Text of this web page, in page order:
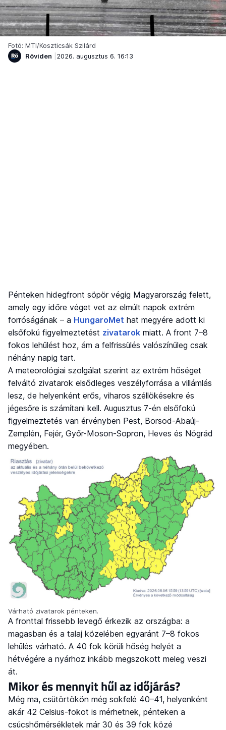
Fotó: MTI/Koszticsák Szilárd
Röviden
2026. augusztus 6. 16:13
Pénteken hidegfront söpör végig Magyarország felett,
amely egy időre véget vet az elmúlt napok extrém
forróságának – a HungaroMet hat megyére adott ki
elsőfokú figyelmeztetést zivatarok miatt. A front 7–8
fokos lehűlést hoz, ám a felfrissülés valószínűleg csak
néhány napig tart.
A meteorológiai szolgálat szerint az extrém hőséget
felváltó zivatarok elsődleges veszélyforrása a villámlás
lesz, de helyenként erős, viharos széllökésekre és
jégesőre is számítani kell. Augusztus 7-én elsőfokú
figyelmeztetés van érvényben Pest, Borsod-Abaúj-
Zemplén, Fejér, Győr-Moson-Sopron, Heves és Nógrád
megyében.
Várható zivatarok pénteken.
A fronttal frissebb levegő érkezik az országba: a
magasban és a talaj közelében egyaránt 7–8 fokos
lehűlés várható. A 40 fok körüli hőség helyét a
hétvégére a nyárhoz inkább megszokott meleg veszi
át.
Mikor és mennyit hűl az időjárás?
Még ma, csütörtökön még sokfelé 40–41, helyenként
akár 42 Celsius-fokot is mérhetnek, pénteken a
csúcshőmérsékletek már 30 és 39 fok közé